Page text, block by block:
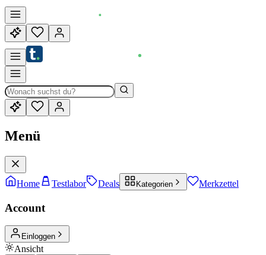
Menü
Home Testlabor Deals Kategorien Merkzettel
Account
Einloggen
Ansicht